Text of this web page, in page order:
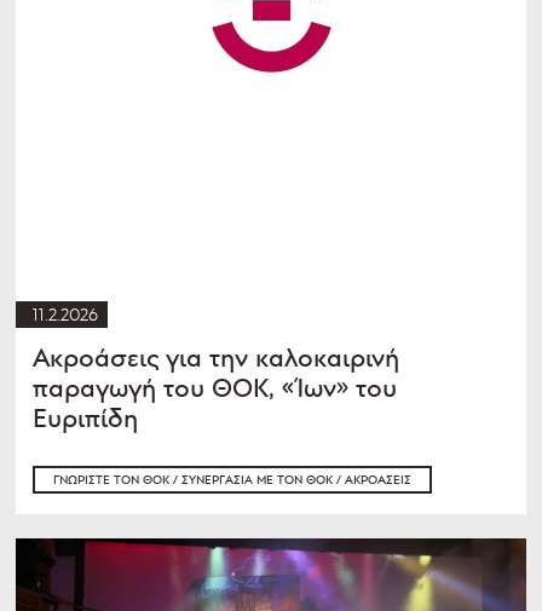
11.2.2026
Ακροάσεις για την καλοκαιρινή
παραγωγή του ΘΟΚ, «Ίων» του
Ευριπίδη
ΓΝΩΡΊΣΤΕ ΤΟΝ ΘΟΚ / ΣΥΝΕΡΓΑΣΊΑ ΜΕ ΤΟΝ ΘΟΚ / ΑΚΡΟΆΣΕΙΣ